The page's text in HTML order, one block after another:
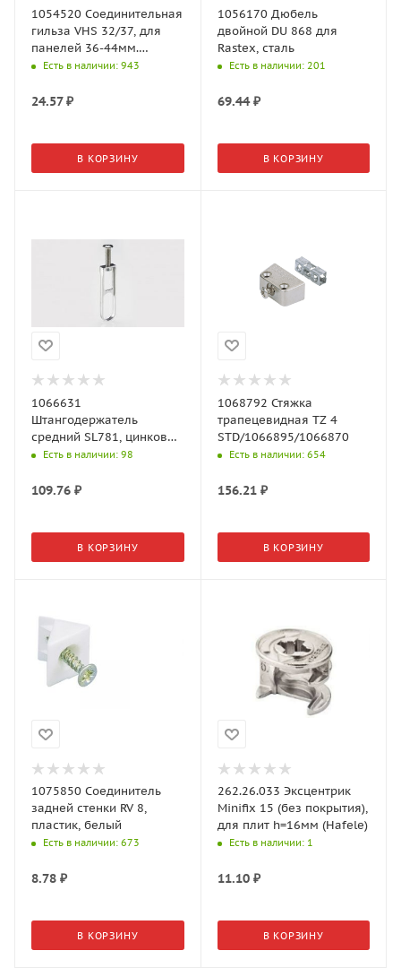
1054520 Соединительная
гильза VHS 32/37, для
панелей 36-44мм.
никелированная
Есть в наличии: 943
24.57₽
В КОРЗИНУ
1056170 Дюбель
двойной DU 868 для
Rastex, сталь
Есть в наличии: 201
69.44₽
В КОРЗИНУ
1066631
Штангодержатель
средний SL781, цинковое
литье, никелированный
Есть в наличии: 98
109.76 ₽
В КОРЗИНУ
1068792 Стяжка
трапецевидная TZ 4
STD/1066895/1066870
Есть в наличии: 654
156.21₽
В КОРЗИНУ
1075850 Соединитель
задней стенки RV 8,
пластик, белый
Есть в наличии: 673
8.78 ₽
В КОРЗИНУ
262.26.033 Эксцентрик
Minifix 15 (без покрытия),
для плит h=16мм (Hafele)
Есть в наличии: 1
11.10₽
В КОРЗИНУ